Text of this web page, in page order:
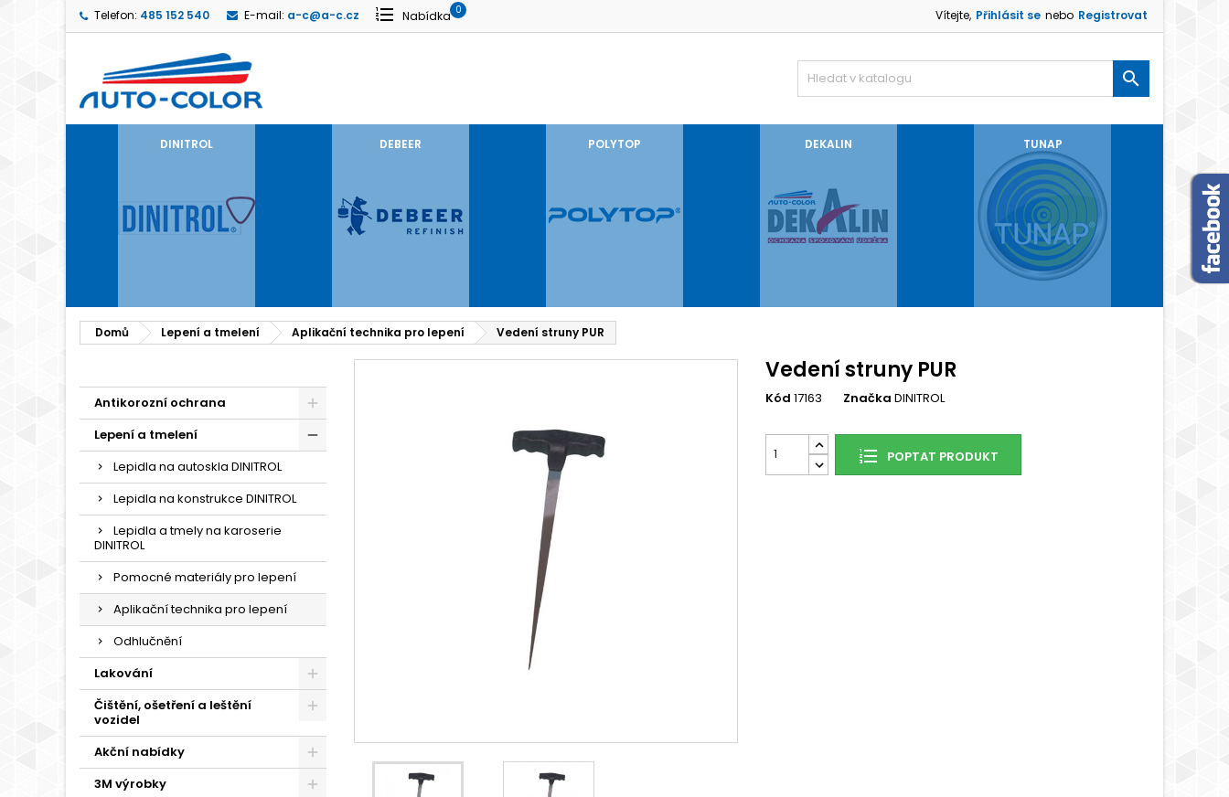
Telefon: 485 152 540 E-mail: a-c@a-c.cz Vítejte, Přihlásit se nebo Registrovat
Nabídka 0

DINITROL DEBEER POLYTOP DEKALIN TUNAP
Domů Lepení a tmelení Aplikační technika pro lepení Vedení struny PUR
Antikorozní ochrana
Lepení a tmelení
Lepidla na autoskla DINITROL
Lepidla na konstrukce DINITROL
Lepidla a tmely na karoserie
DINITROL
Pomocné materiály pro lepení
Aplikační technika pro lepení
Odhlučnění
Lakování
Čištění, ošetření a leštění
vozidel
Akční nabídky
3M výrobky
Vedení struny PUR
Kód 17163 Značka DINITROL
POPTAT PRODUKT